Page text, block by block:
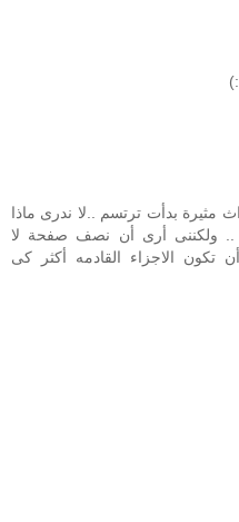
مثيرة بدأت ترتسم ..لا ندرى ماذا
.. ولكننى أرى أن نصف صفحة لا
تكون الاجزاء القادمه أكثر كى